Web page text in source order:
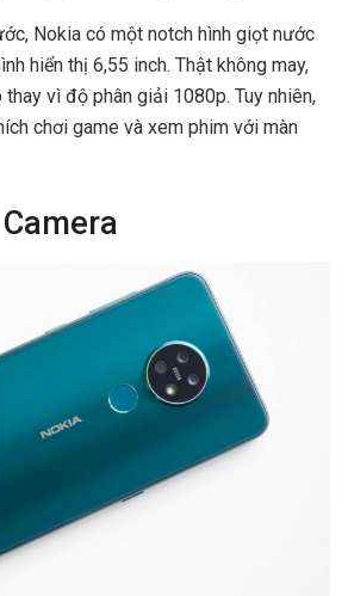
Nokia có một notch hình giọt nước
hiển thị 6,55 inch. Thật không may,
vì độ phân giải 1080p. Tuy nhiên,
chơi game và xem phim với màn